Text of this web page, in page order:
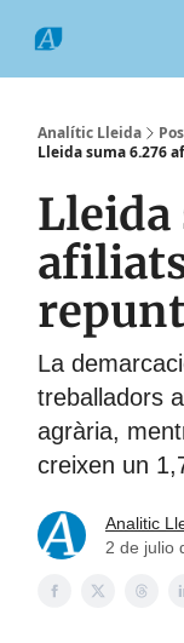
Analític Lleida
Lleida suma 6.276
Lleida
La
treballadors
agrària,
creixen un
Analitic
2 de julio